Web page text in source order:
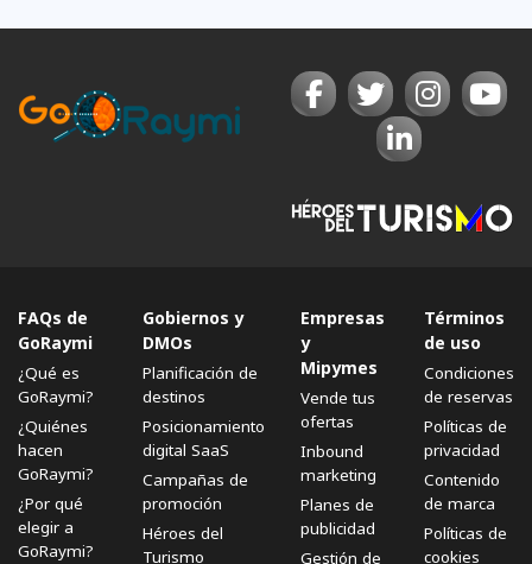
FAQs de
GoRaymi
¿Qué es
GoRaymi?
¿Quiénes
hacen
GoRaymi?
¿Por qué
elegir a
GoRaymi?
Gobiernos y
DMOs
Planificación de
destinos
Posicionamiento
digital SaaS
Campañas de
promoción
Héroes del
Turismo
Empresas
y
Mipymes
Vende tus
ofertas
Inbound
marketing
Planes de
publicidad
Gestión de
Términos
de uso
Condiciones
de reservas
Políticas de
privacidad
Contenido
de marca
Políticas de
cookies